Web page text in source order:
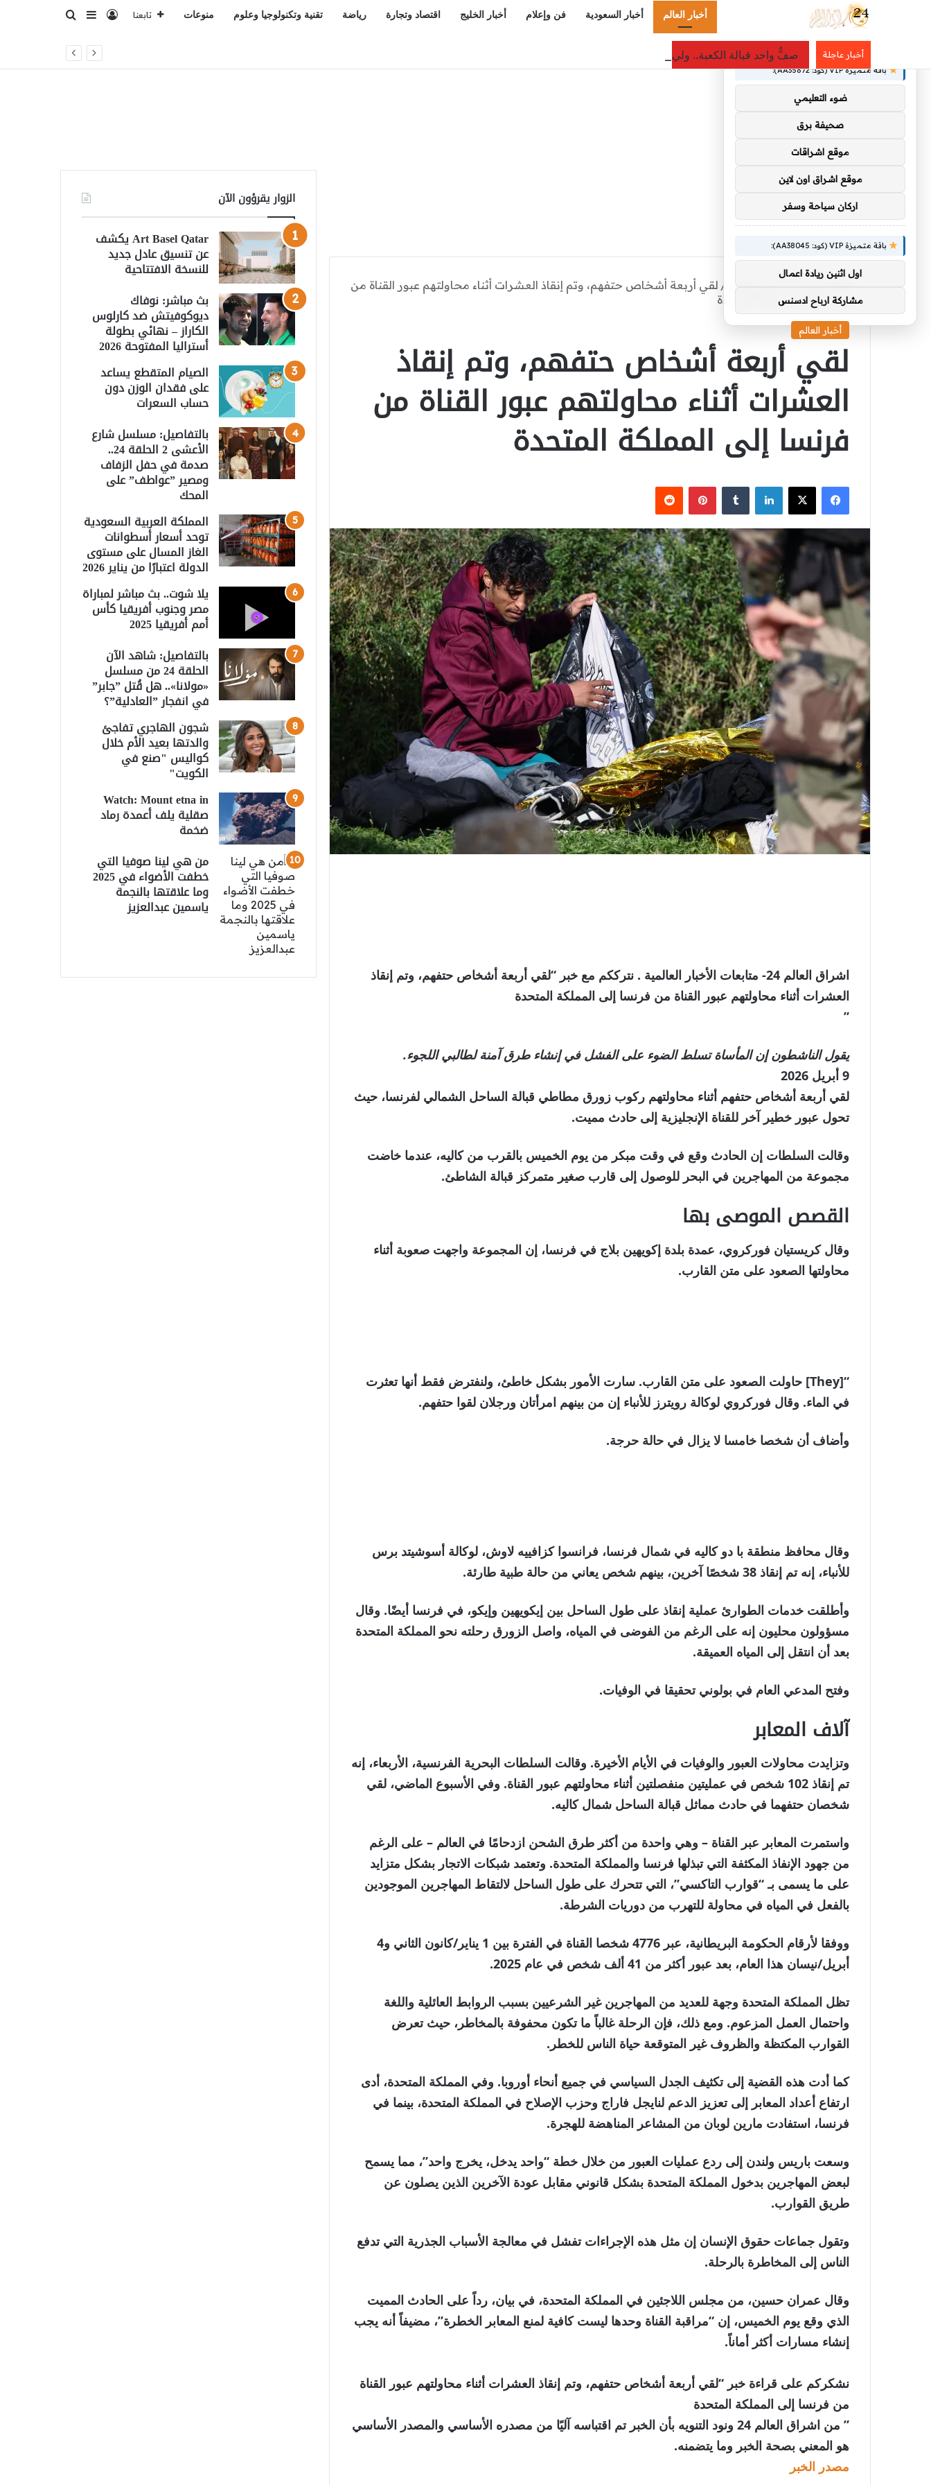
أخبار العالم أخبار السعودية فن وإعلام أخبار الخليج اقتصاد وتجارة رياضة تقنية وتكنولوجيا وعلوم منوعات تابعنا تسجيل الدخول
إضافة عمود
بحث عن
أخبار عاجلة صفٌّ واحد قبالة الكعبة.. ولي العهد وأردوغان وشريف يؤدون صلاة الجمعة في المسجد الحرام يوم «اتفاقية مكة»
أخبار العالم / لقي أربعة أشخاص حتفهم، وتم إنقاذ العشرات أثناء محاولتهم عبور القناة من
فرنسا إلى المملكة المتحدة
أخبار العالم
لقي أربعة أشخاص حتفهم، وتم إنقاذ
العشرات أثناء محاولتهم عبور القناة من
فرنسا إلى المملكة المتحدة
فيسبوك
‫X لينكدإن بينتيريست
اشراق العالم 24- متابعات الأخبار العالمية . نترككم مع خبر “لقي أربعة أشخاص حتفهم، وتم إنقاذ
العشرات أثناء محاولتهم عبور القناة من فرنسا إلى المملكة المتحدة
”
يقول الناشطون إن المأساة تسلط الضوء على الفشل في إنشاء طرق آمنة لطالبي اللجوء.
تم
النشر
بتاريخ
أبريل
2026
9 أبريل 2026
لقي أربعة أشخاص حتفهم أثناء محاولتهم ركوب زورق مطاطي قبالة الساحل الشمالي لفرنسا، حيث
تحول عبور خطير آخر للقناة الإنجليزية إلى حادث مميت.
وقالت السلطات إن الحادث وقع في وقت مبكر من يوم الخميس بالقرب من كاليه، عندما خاضت
مجموعة من المهاجرين في البحر للوصول إلى قارب صغير متمركز قبالة الشاطئ.
القصص الموصى بها
قائمة
من
نهاية
القائمة
وقال كريستيان فوركروي، عمدة بلدة إكويهين بلاج في فرنسا، إن المجموعة واجهت صعوبة أثناء
محاولتها الصعود على متن القارب.
“[They] حاولت الصعود على متن القارب. سارت الأمور بشكل خاطئ، ولنفترض فقط أنها تعثرت
في الماء. وقال فوركروي لوكالة رويترز للأنباء إن من بينهم امرأتان ورجلان لقوا حتفهم.
وأضاف أن شخصا خامسا لا يزال في حالة حرجة.
وقال محافظ منطقة با دو كاليه في شمال فرنسا، فرانسوا كزافييه لاوش، لوكالة أسوشيتد برس
للأنباء، إنه تم إنقاذ 38 شخصًا آخرين، بينهم شخص يعاني من حالة طبية طارئة.
وأطلقت خدمات الطوارئ عملية إنقاذ على طول الساحل بين إيكويهين وإيكو، في فرنسا أيضًا. وقال
مسؤولون محليون إنه على الرغم من الفوضى في المياه، واصل الزورق رحلته نحو المملكة المتحدة
بعد أن انتقل إلى المياه العميقة.
وفتح المدعي العام في بولوني تحقيقا في الوفيات.
آلاف المعابر
وتزايدت محاولات العبور والوفيات في الأيام الأخيرة. وقالت السلطات البحرية الفرنسية، الأربعاء، إنه
تم إنقاذ 102 شخص في عمليتين منفصلتين أثناء محاولتهم عبور القناة. وفي الأسبوع الماضي، لقي
شخصان حتفهما في حادث مماثل قبالة الساحل شمال كاليه.
واستمرت المعابر عبر القناة – وهي واحدة من أكثر طرق الشحن ازدحامًا في العالم – على الرغم
من جهود الإنفاذ المكثفة التي تبذلها فرنسا والمملكة المتحدة. وتعتمد شبكات الاتجار بشكل متزايد
على ما يسمى بـ “قوارب التاكسي”، التي تتحرك على طول الساحل لالتقاط المهاجرين الموجودين
بالفعل في المياه في محاولة للتهرب من دوريات الشرطة.
ووفقا لأرقام الحكومة البريطانية، عبر 4776 شخصا القناة في الفترة بين 1 يناير/كانون الثاني و4
أبريل/نيسان هذا العام، بعد عبور أكثر من 41 ألف شخص في عام 2025.
تظل المملكة المتحدة وجهة للعديد من المهاجرين غير الشرعيين بسبب الروابط العائلية واللغة
واحتمال العمل المزعوم. ومع ذلك، فإن الرحلة غالباً ما تكون محفوفة بالمخاطر، حيث تعرض
القوارب المكتظة والظروف غير المتوقعة حياة الناس للخطر.
كما أدت هذه القضية إلى تكثيف الجدل السياسي في جميع أنحاء أوروبا. وفي المملكة المتحدة، أدى
ارتفاع أعداد المعابر إلى تعزيز الدعم لنايجل فاراج وحزب الإصلاح في المملكة المتحدة، بينما في
فرنسا، استفادت مارين لوبان من المشاعر المناهضة للهجرة.
وسعت باريس ولندن إلى ردع عمليات العبور من خلال خطة “واحد يدخل، يخرج واحد”، مما يسمح
لبعض المهاجرين بدخول المملكة المتحدة بشكل قانوني مقابل عودة الآخرين الذين يصلون عن
طريق القوارب.
وتقول جماعات حقوق الإنسان إن مثل هذه الإجراءات تفشل في معالجة الأسباب الجذرية التي تدفع
الناس إلى المخاطرة بالرحلة.
وقال عمران حسين، من مجلس اللاجئين في المملكة المتحدة، في بيان، رداً على الحادث المميت
الذي وقع يوم الخميس، إن “مراقبة القناة وحدها ليست كافية لمنع المعابر الخطرة”، مضيفاً أنه يجب
إنشاء مسارات أكثر أماناً.
نشكركم على قراءة خبر “لقي أربعة أشخاص حتفهم، وتم إنقاذ العشرات أثناء محاولتهم عبور القناة
من فرنسا إلى المملكة المتحدة
” من اشراق العالم 24 ونود التنويه بأن الخبر تم اقتباسه آليًا من مصدره الأساسي والمصدر الأساسي
هو المعني بصحة الخبر وما يتضمنه.
مصدر الخبر
الزوار يقرؤون الآن
Art Basel Qatar يكشف
عن تنسيق عادل جديد
للنسخة الافتتاحية
بث مباشر: نوفاك
ديوكوفيتش ضد كارلوس
الكاراز – نهائي بطولة
أستراليا المفتوحة 2026
الصيام المتقطع يساعد
على فقدان الوزن دون
حساب السعرات
بالتفاصيل: مسلسل شارع
الأعشى 2 الحلقة 24..
صدمة في حفل الزفاف
ومصير ”عواطف” على
المحك
المملكة العربية السعودية
توحد أسعار أسطوانات
الغاز المسال على مستوى
الدولة اعتبارًا من يناير 2026
يلا شوت.. بث مباشر لمباراة
مصر وجنوب أفريقيا كأس
أمم أفريقيا 2025
بالتفاصيل: شاهد الآن
الحلقة 24 من مسلسل
«مولانا».. هل قُتل ”جابر”
في انفجار ”العادلية”؟
شجون الهاجري تفاجئ
والدتها بعيد الأم خلال
كواليس "صنع في
الكويت"
Watch: Mount etna in
صقلية يلف أعمدة رماد
ضخمة
من هي لينا صوفيا التي
خطفت الأضواء في 2025
وما علاقتها بالنجمة
ياسمين عبدالعزيز
باقة متميزة VIP (كود: AA35872):
ضوء التعليمي
صحيفة برق
موقع اشراقات
موقع اشراق اون لاين
اركان سياحة وسفر
باقة متميزة VIP (كود: AA38045):
اول اثنين ريادة اعمال
مشاركة ارباح ادسنس